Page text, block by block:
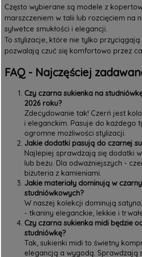
Często wybierane są modele z
marszczeniem w talii lub rozcięciem na
sylwetce smukłości i elegancji.
To stylizacje, które nie tylko
pozwalają czuć się komfortowo przez
FAQ - Najczęściej
Czy czarna sukienka na
2026 roku?
Zdecydowanie tak! Czerń jest
i eleganckim. Pasuje do każdego
ogromne możliwości stylizacji.
Jakie dodatki pasują do czarnej
Najlepiej sprawdzają się dodatki
lub beżu. Dla odważniejszych -
biżuteria z kamieniami.
Jakie materiały dominują w
studniówkowych?
W naszej kolekcji dominują
- tkaniny eleganckie, lekkie i
Czy czarna sukienka midi będzie
studniówkę?
Tak, sukienki midi to świetny
elegancją a wygodą. Sprawdzają